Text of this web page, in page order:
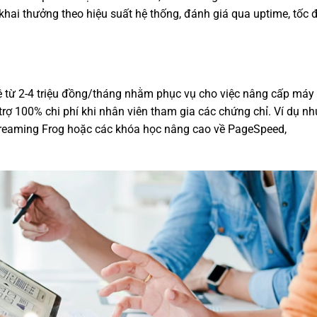
thưởng theo hiệu suất hệ thống, đánh giá qua uptime, tốc
2-4 triệu đồng/tháng nhằm phục vụ cho việc nâng cấp máy
100% chi phí khi nhân viên tham gia các chứng chỉ. Ví dụ
Frog hoặc các khóa học nâng cao về PageSpeed,